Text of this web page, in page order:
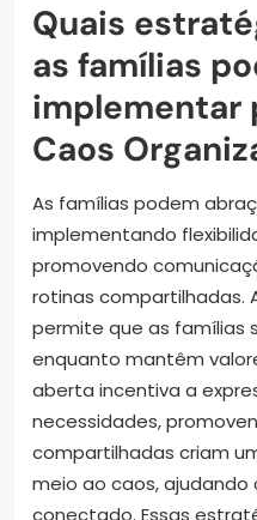
Quais
as famílias
implementar
Caos
As famílias podem
implementando
promovendo
rotinas compartilhadas.
permite que as famílias
enquanto mantêm
aberta incentiva a
necessidades,
compartilhadas criam
meio ao caos,
conectado. Essas